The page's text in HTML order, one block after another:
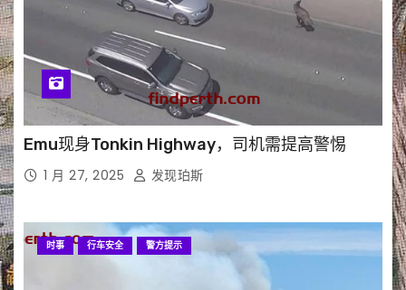
Emu现身Tonkin Highway，司机需提高警惕
1 月 27, 2025 发现珀斯
时事 行车安全 警方提示